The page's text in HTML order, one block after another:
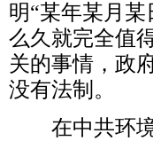
明“某年某月某
么久就完全值
关的事情，政
没有法制。
在中共环